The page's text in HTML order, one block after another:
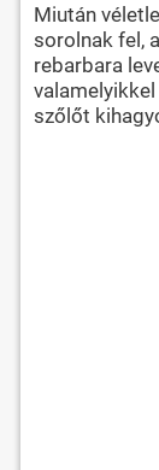
Miután
sorolnak fel,
rebarbara
szőlőt